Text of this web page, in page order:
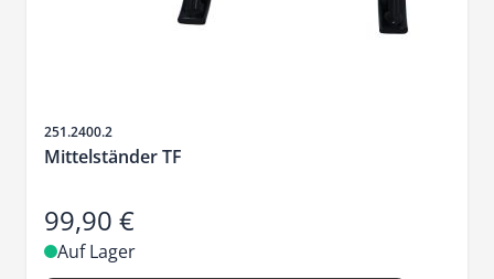
Artikelnr.
251.2400.2
Mittelständer TF
99,90 €
Auf Lager